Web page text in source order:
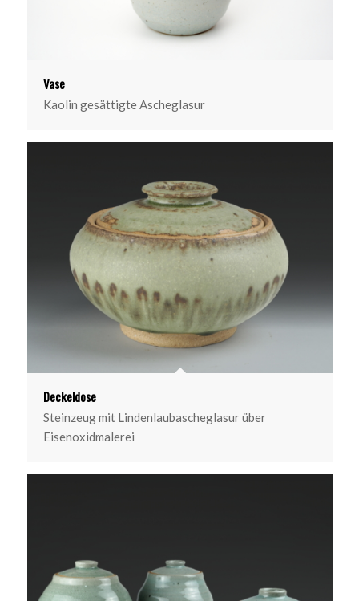
Vase
Kaolin gesättigte Ascheglasur
Deckeldose
Steinzeug mit Lindenlaubascheglasur über
Eisenoxidmalerei